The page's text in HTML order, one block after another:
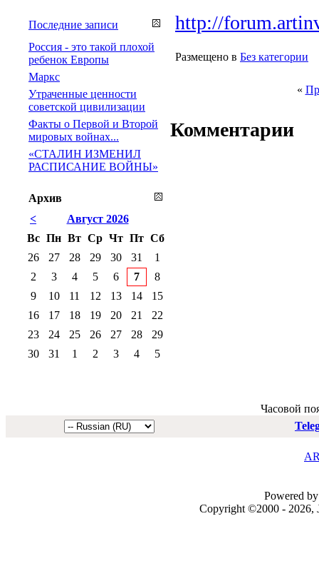
http://
Размещено в Без категории
«
Комментарии
Последние записи
Россия - это такой плохой
ребенок Европы
Маркс
Утраченные ценности
советской цивилизации
Факты о Первой и Второй
мировых войнах...
«СТАЛИН ИЗМЕНИЛ
РАСПИСАНИЕ ВОЙНЫ»
Архив
<
Август 2026
Вс Пн Вт Ср Чт Пт Сб
26
27 28 29 30 31
1
2
3 4 5 6 7
8
9
10 11 12 13 14
15
16
17 18 19 20 21
22
23
24 25 26 27 28
29
30
31 1 2 3 4 5
Часовой
Powered
Copyright ©2000 - 2026,